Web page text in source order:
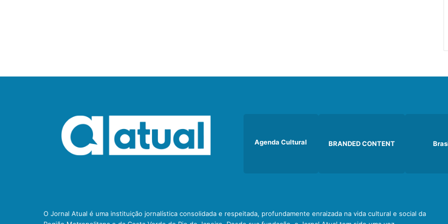
Agenda Cultural BRANDED CONTENT
O Jornal Atual é uma instituição jornalística consolidada e respeitada, profundamente enraizada na vida cultural e social da